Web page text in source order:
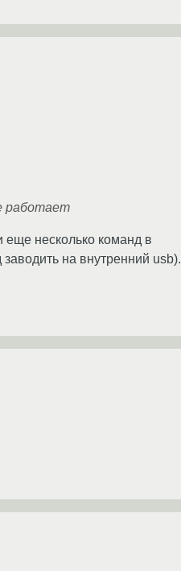
работает
еще несколько команд в
на внутренний usb).